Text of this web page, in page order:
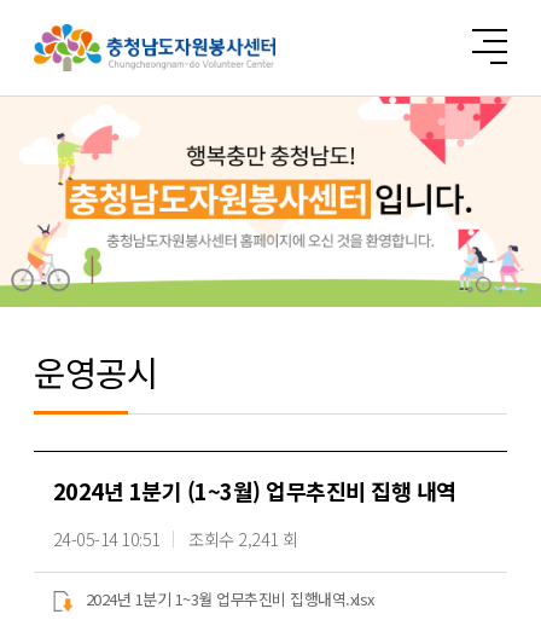
운영공시
2024년 1분기 (1~3월) 업무추진비 집행 내역
24-05-14 10:51 조회수 2,241 회
2024년 1분기 1~3월 업무추진비 집행내역.xlsx